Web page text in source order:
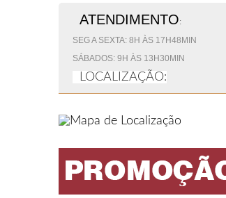
ATENDIMENTO:
SEG A SEXTA: 8H ÀS 17H48MIN
SÁBADOS: 9H ÀS 13H30MIN
LOCALIZAÇÃO: